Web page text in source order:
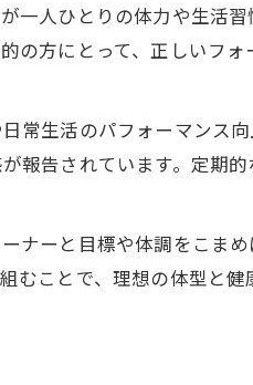
一人ひとりの体力や生活
の方にとって、正しいフ
常生活のパフォーマンス
告されています。定期的
ナーと目標や体調をこま
ことで、理想の体型と健